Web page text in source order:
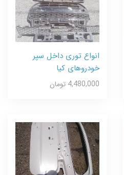
انواع توری داخل سپر
خودروهای کیا
4,480,000 تومان